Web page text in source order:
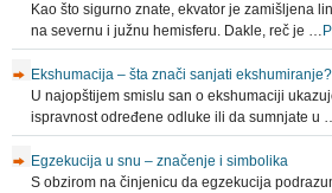
Kao što sigurno znate, ekvator je zamišljena
na severnu i južnu hemisferu. Dakle, reč je …
Ekshumacija – šta znači sanjati ekshumiranje?
U najopštijem smislu san o ekshumaciji
ispravnost određene odluke ili da sumnjate u
Egzekucija u snu – značenje i simbolika
S obzirom na činjenicu da egzekucija